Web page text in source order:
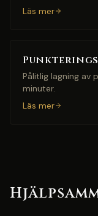
Läs mer
Pålitlig lagning av
minuter.
Läs mer